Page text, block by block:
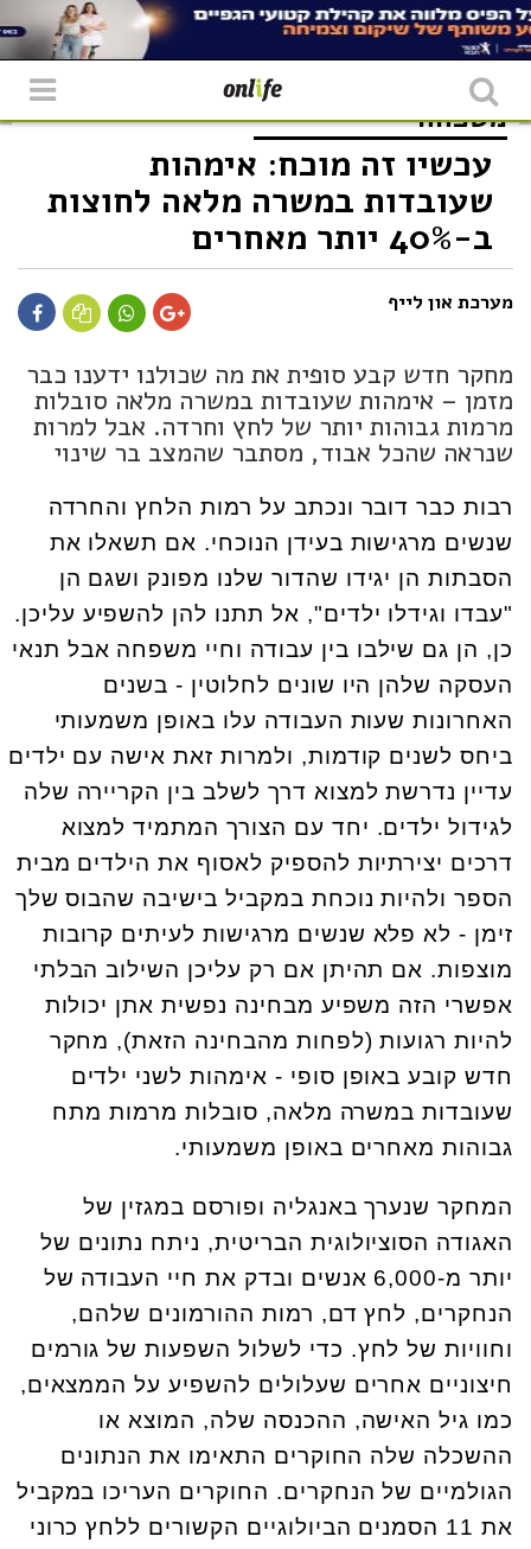
משפחה
עכשיו זה מוכח: אימהות
שעובדות במשרה מלאה לחוצות
ב-40% יותר מאחרים
מערכת און לייף
מחקר חדש קבע סופית את מה שכולנו ידענו כבר
מזמן – אימהות שעובדות במשרה מלאה סובלות
מרמות גבוהות יותר של לחץ וחרדה. אבל למרות
שנראה שהכל אבוד, מסתבר שהמצב בר שינוי
רבות כבר דובר ונכתב על רמות הלחץ והחרדה
שנשים מרגישות בעידן הנוכחי. אם תשאלו את
הסבתות הן יגידו שהדור שלנו מפונק ושגם הן
"עבדו וגידלו ילדים", אל תתנו להן להשפיע עליכן.
כן, הן גם שילבו בין עבודה וחיי משפחה אבל תנאי
העסקה שלהן היו שונים לחלוטין - בשנים
האחרונות שעות העבודה עלו באופן משמעותי
ביחס לשנים קודמות, ולמרות זאת אישה עם ילדים
עדיין נדרשת למצוא דרך לשלב בין הקריירה שלה
לגידול ילדים. יחד עם הצורך המתמיד למצוא
דרכים יצירתיות להספיק לאסוף את הילדים מבית
הספר ולהיות נוכחת במקביל בישיבה שהבוס שלך
זימן - לא פלא שנשים מרגישות לעיתים קרובות
מוצפות. אם תהיתן אם רק עליכן השילוב הבלתי
אפשרי הזה משפיע מבחינה נפשית אתן יכולות
להיות רגועות (לפחות מהבחינה הזאת), מחקר
חדש קובע באופן סופי - אימהות לשני ילדים
שעובדות במשרה מלאה, סובלות מרמות מתח
גבוהות מאחרים באופן משמעותי.
המחקר שנערך באנגליה ופורסם במגזין של
האגודה הסוציולוגית הבריטית, ניתח נתונים של
יותר מ-6,000 אנשים ובדק את חיי העבודה של
הנחקרים, לחץ דם, רמות ההורמונים שלהם,
וחוויות של לחץ. כדי לשלול השפעות של גורמים
חיצוניים אחרים שעלולים להשפיע על הממצאים,
כמו גיל האישה, ההכנסה שלה, המוצא או
ההשכלה שלה החוקרים התאימו את הנתונים
הגולמיים של הנחקרים. החוקרים העריכו במקביל
את 11 הסמנים הביולוגיים הקשורים ללחץ כרוני